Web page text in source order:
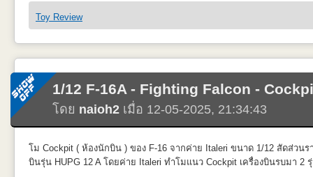
ในกล่องให้เป็น AIM-9L จากภาพประกอบเป็น AIM-9X เสียส่วนใหญ่ รายล
เกิดมิติความต่างของสีเดิมแบนๆและยังพ่นในส่วนของตัวรักษาสมดุลที่ท้า
Toy Review
1/12 F-16A - Fighting Falcon -
โดย naioh2 เมื่อ 12-05-2025, 21:34:43
โม Cockpit ( ห้องนักบิน ) ของ F-16 จากค่าย Italeri ขนาด 1/12 สัดส่วน
บินรุ่น HUPG 12 A โดยค่าย Italeri ทำโมแนว Cockpit เครื่องบินรบมา 2